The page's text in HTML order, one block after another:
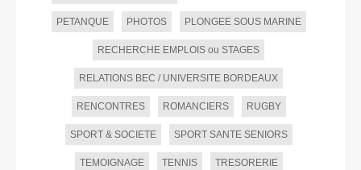
PETANQUE PHOTOS PLONGEE SOUS MARINE
RECHERCHE EMPLOIS ou STAGES
RELATIONS BEC / UNIVERSITE BORDEAUX
RENCONTRES ROMANCIERS RUGBY
SPORT & SOCIETE SPORT SANTE SENIORS
TEMOIGNAGE TENNIS TRESORERIE